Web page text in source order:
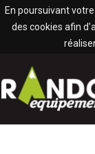
En poursuivant
des cookies afin
Panneau de gestion